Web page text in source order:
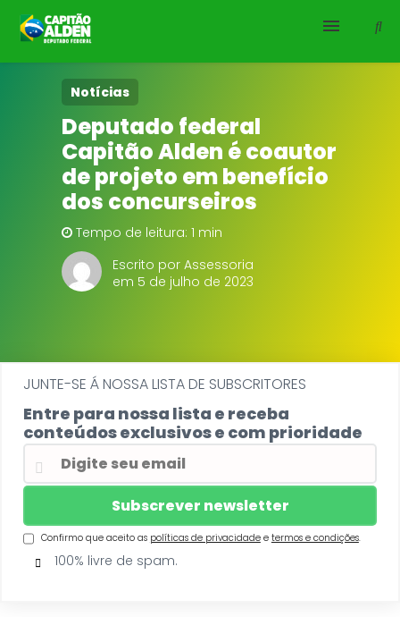
HOME
NOTÍCIAS
BIOGRAFIA
DOWNLOADS
EMENDAS
Notícias
Deputado federal
Capitão Alden é coautor
de projeto em benefício
dos concurseiros
Tempo de leitura: 1 min
Escrito por Assessoria
em 5 de julho de 2023
JUNTE-SE Á NOSSA LISTA DE SUBSCRITORES
Entre para nossa lista e receba
conteúdos exclusivos e com prioridade
Confirmo que aceito as políticas de privacidadee termos e condições.
100% livre de spam.